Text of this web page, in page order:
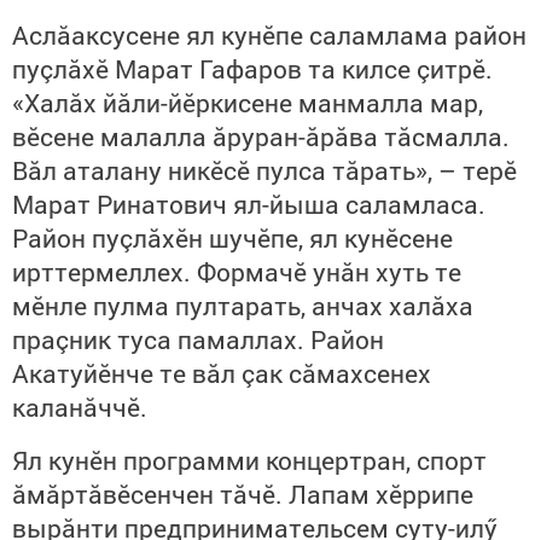
Аслăаксусене ял кунӗпе саламлама район
пуçлăхӗ Марат Гафаров та килсе çитрӗ.
«Халăх йăли-йӗркисене манмалла мар,
вӗсене малалла ăруран-ăрăва тăсмалла.
Вăл аталану никӗсӗ пулса тăрать», – терӗ
Марат Ринатович ял-йыша саламласа.
Район пуçлăхӗн шучӗпе, ял кунӗсене
ирттермеллех. Формачӗ унăн хуть те
мӗнле пулма пултарать, анчах халăха
праçник туса памаллах. Район
Акатуйӗнче те вăл çак сăмахсенех
каланăччӗ.
Ял кунӗн программи концертран, спорт
ăмăртăвӗсенчен тăчӗ. Лапам хӗррипе
вырăнти предпринимательсем суту-илӳ